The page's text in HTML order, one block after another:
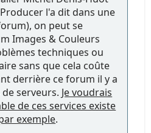
l'a dit dans une
on peut se
Images & Couleurs
techniques ou
sans que cela coûte
derrière ce forum il y a
serveurs. Je voudrais
de ces services existe
exemple.